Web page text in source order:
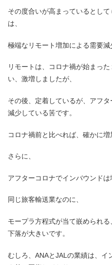
その度合いが高まっているとし
は、
極端なリモート増加による需要減
リモートは、コロナ禍が始まっ
い、激増しましたが、
その後、定着しているが、アフ
減少している筈です。
コロナ禍前と比べれば、確かに増
さらに、
アフターコロナでインバウンドは
同じ旅客輸送業なのに、
モープラ方程式が当て嵌められ
下落が大きいです。
むしろ、ANAとJALの業績は、イ